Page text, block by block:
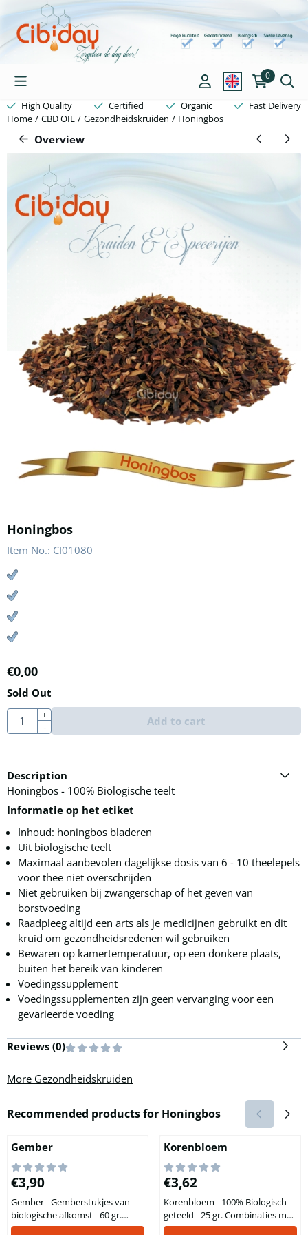
Cookie preferences are available. Choose settings or allow all
0
High Quality Certified Organic
Fast Delivery
Home / CBD OIL / Gezondheidskruiden / Honingbos
Overview
Honingbos
Item No.: CI01080
€0,00
Sold Out
Quantity
+
-
Add to cart
Description
Honingbos - 100% Biologische teelt
Informatie op het etiket
Inhoud: honingbos bladeren
Uit biologische teelt
Maximaal aanbevolen dagelijkse dosis van 6 - 10 theelepels
voor thee niet overschrijden
Niet gebruiken bij zwangerschap of het geven van
borstvoeding
Raadpleeg altijd een arts als je medicijnen gebruikt en dit
kruid om gezondheidsredenen wil gebruiken
Bewaren op kamertemperatuur, op een donkere plaats,
buiten het bereik van kinderen
Voedingssupplement
Voedingssupplementen zijn geen vervanging voor een
gevarieerde voeding
Reviews (0)
More Gezondheidskruiden
Recommended products for Honingbos
Gember
Price: 3,90
€3,90
Gember - Gemberstukjes van
biologische afkomst - 60 gr.
Gember, die de latijnse naam
Korenbloem
Price: 3,62
€3,62
Korenbloem - 100% Biologisch
geteeld - 25 gr. Combinaties met
Korenbloem Korenbloem is